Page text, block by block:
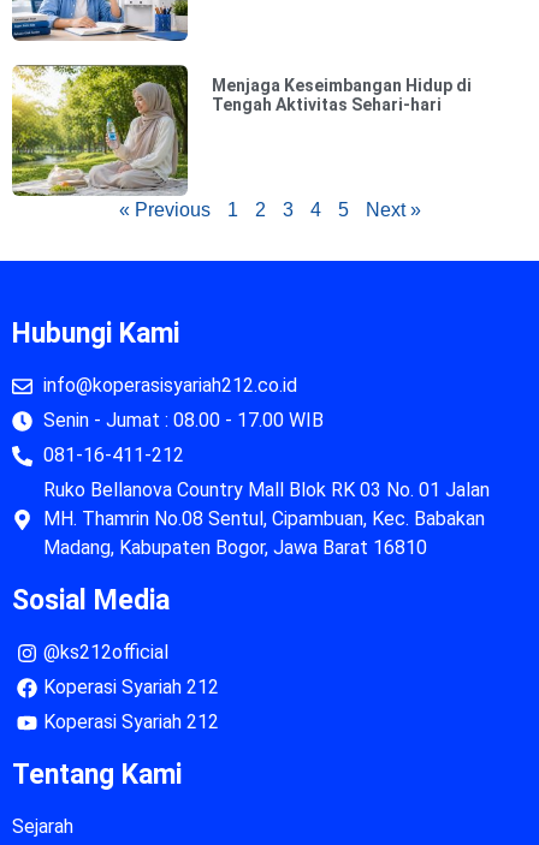
Menjaga Keseimbangan Hidup di
Tengah Aktivitas Sehari-hari
« Previous 1 2 3 4 5 Next »
Hubungi Kami
info@koperasisyariah212.co.id
Senin - Jumat : 08.00 - 17.00 WIB
081-16-411-212
Ruko Bellanova Country Mall Blok RK 03 No. 01 Jalan
MH. Thamrin No.08 Sentul, Cipambuan, Kec. Babakan
Madang, Kabupaten Bogor, Jawa Barat 16810
Sosial Media
@ks212official
Koperasi Syariah 212
Koperasi Syariah 212
Tentang Kami
Sejarah